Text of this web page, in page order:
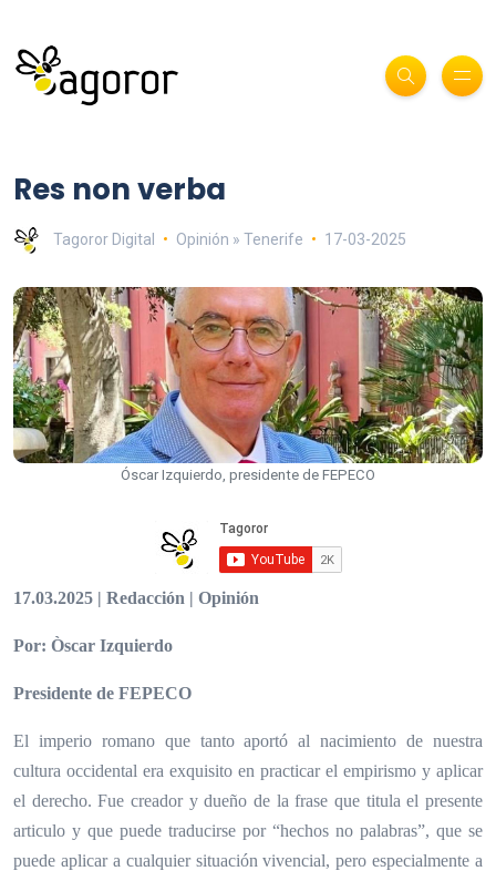
Res non verba
Tagoror Digital Opinión » Tenerife 17-03-2025
Óscar Izquierdo, presidente de FEPECO
17.03.2025 | Redacción | Opinión
Por: Òscar Izquierdo
Presidente de FEPECO
El imperio romano que tanto aportó al nacimiento de nuestra
cultura occidental era exquisito en practicar el empirismo y aplicar
el derecho. Fue creador y dueño de la frase que titula el presente
articulo y que puede traducirse por “hechos no palabras”, que se
puede aplicar a cualquier situación vivencial, pero especialmente a